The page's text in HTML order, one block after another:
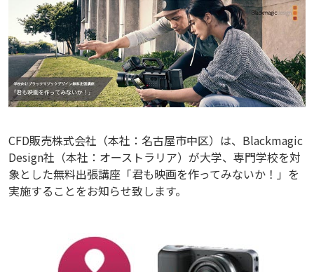
CFD販売株式会社（本社：名古屋市中区）は、Blackmagic
Design社（本社：オーストラリア）が大学、専門学校を対
象とした無料出張講座「君も映画を作ってみないか！」を
実施することをお知らせ致します。